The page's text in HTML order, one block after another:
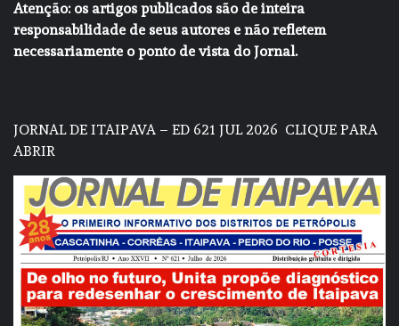
Atenção: os artigos publicados são de inteira
responsabilidade de seus autores e não refletem
necessariamente o ponto de vista do Jornal.
JORNAL DE ITAIPAVA – ED 621 JUL 2026 CLIQUE PARA
ABRIR